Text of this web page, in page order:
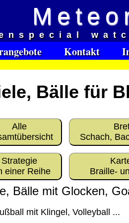
Kontakt
Bälle für
Alle
Schach,
Strategie
einer Reihe
Braille-
Bälle mit Glocken,
mit Klingel, Volleyball ...
Standard
Vorkasse:
20.00 €
€
als
vom Büro
Software
EU (inkl.
EU (inkl.
Bei dieser
keinen